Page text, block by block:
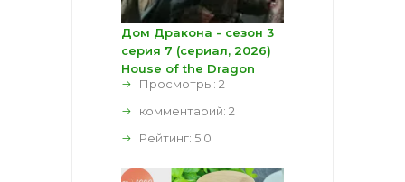
Дом Дракона - сезон 3
серия 7 (сериал, 2026)
House of the Dragon
Просмотры: 2
комментарий: 2
Рейтинг: 5.0